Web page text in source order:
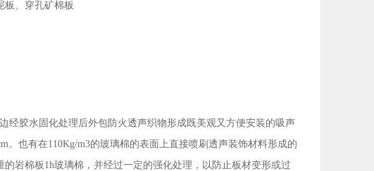
板、穿孔矿棉板
经胶水固化处理后外包防火透声织物形成既美观又方便安装的吸声
。也有在110Kg/m3的玻璃棉的表面上直接喷刷透声装饰材料形成的
岩棉板1h玻璃棉，并经过一定的强化处理，以防止板材变形或过